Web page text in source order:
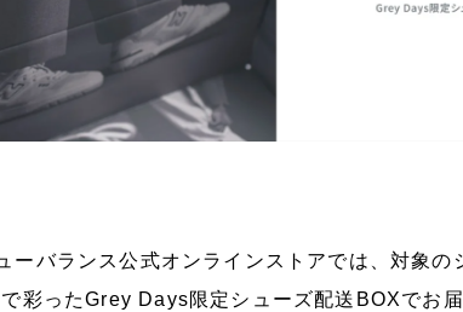
ーバランス公式オンラインストアでは、対象
で彩ったGrey Days限定シューズ配送BOXでお届